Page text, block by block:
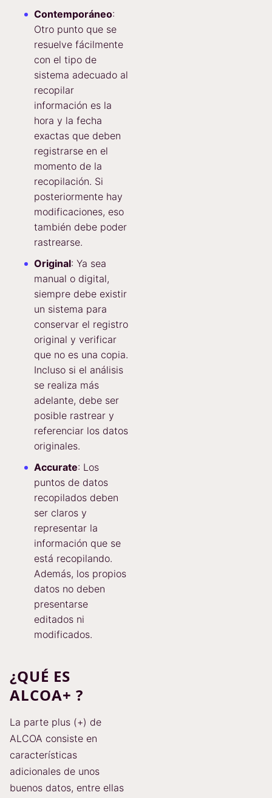
Contemporáneo:
Otro punto que se
resuelve fácilmente
con el tipo de
sistema adecuado al
recopilar
información es la
hora y la fecha
exactas que deben
registrarse en el
momento de la
recopilación. Si
posteriormente hay
modificaciones, eso
también debe poder
rastrearse.
Original: Ya sea
manual o digital,
siempre debe existir
un sistema para
conservar el registro
original y verificar
que no es una copia.
Incluso si el análisis
se realiza más
adelante, debe ser
posible rastrear y
referenciar los datos
originales.
Accurate: Los
puntos de datos
recopilados deben
ser claros y
representar la
información que se
está recopilando.
Además, los propios
datos no deben
presentarse
editados ni
modificados.
¿QUÉ ES
ALCOA+ ?
La parte plus (+) de
ALCOA consiste en
características
adicionales de unos
buenos datos, entre ellas